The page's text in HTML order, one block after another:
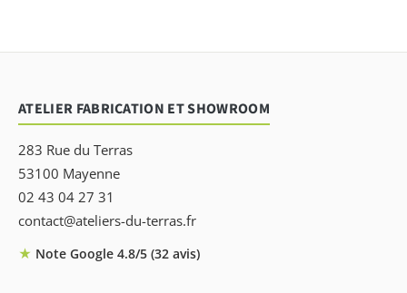
ATELIER FABRICATION ET SHOWROOM
283 Rue du Terras
53100 Mayenne
02 43 04 27 31
contact@ateliers-du-terras.fr
★ Note Google 4.8/5 (32 avis)